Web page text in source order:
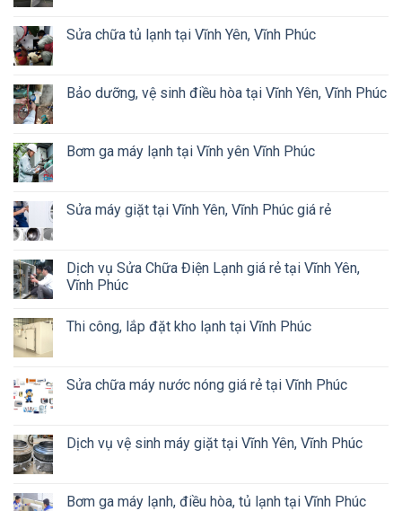
Sửa chữa tủ lạnh tại Vĩnh Yên, Vĩnh Phúc
Bảo dưỡng, vệ sinh điều hòa tại Vĩnh Yên, Vĩnh Phúc
Bơm ga máy lạnh tại Vĩnh yên Vĩnh Phúc
Sửa máy giặt tại Vĩnh Yên, Vĩnh Phúc giá rẻ
Dịch vụ Sửa Chữa Điện Lạnh giá rẻ tại Vĩnh Yên,
Vĩnh Phúc
Thi công, lắp đặt kho lạnh tại Vĩnh Phúc
Sửa chữa máy nước nóng giá rẻ tại Vĩnh Phúc
Dịch vụ vệ sinh máy giặt tại Vĩnh Yên, Vĩnh Phúc
Bơm ga máy lạnh, điều hòa, tủ lạnh tại Vĩnh Phúc